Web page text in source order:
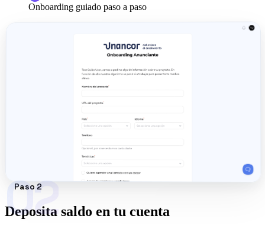
Onboarding guiado paso a paso
02
Paso 2
Deposita saldo en tu cuenta